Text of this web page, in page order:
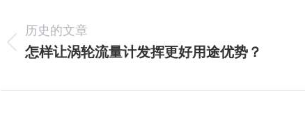
章
航
历史的文章
历
的
怎样让涡轮流量计发挥更好用途优势？